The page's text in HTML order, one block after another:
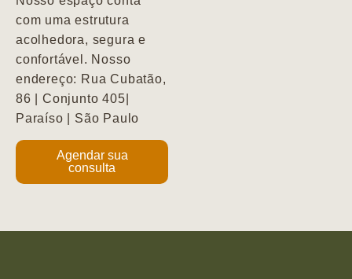
com uma estrutura
acolhedora, segura e
confortável. Nosso
endereço: Rua Cubatão,
86 | Conjunto 405|
Paraíso | São Paulo
Agendar sua
consulta